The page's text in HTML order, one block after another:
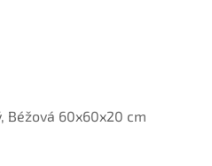
Béžová 60x60x20 cm